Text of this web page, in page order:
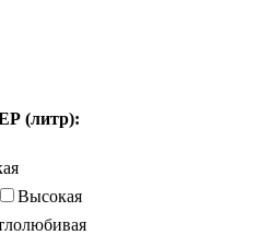
(литр):
Высокая